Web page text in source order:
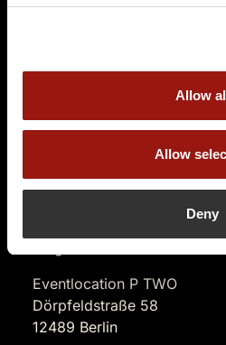
Allow
Allow
Deny
FR.
06.11.2026 19:00
Das Escape Dinner -
Bezahlung ist nur mit
Eventlocation P TWO
Dörpfeldstraße 58
12489 Berlin